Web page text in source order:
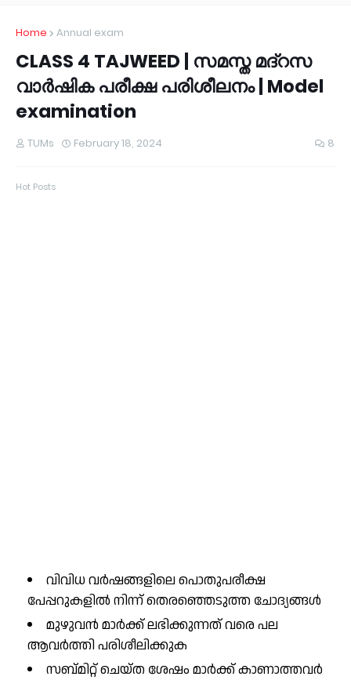
Home Annual exam
CLASS 4 TAJWEED | സമസ്ത മദ്റസ
വാർഷിക പരീക്ഷ പരിശീലനം | Model
examination
TUMs February 18, 2024 8
Hot Posts
വിവിധ വർഷങ്ങളിലെ പൊതുപരീക്ഷ
പേപ്പറുകളിൽ നിന്ന് തെരഞ്ഞെടുത്ത ചോദ്യങ്ങൾ
മുഴുവൻ മാർക്ക് ലഭിക്കുന്നത് വരെ പല
ആവർത്തി പരിശീലിക്കുക
സബ്മിറ്റ് ചെയ്ത ശേഷം മാർക്ക് കാണാത്തവർ